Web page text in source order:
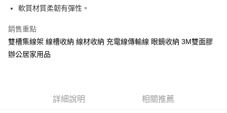
元大商業銀行
台新國際商業銀行
台灣樂天信用卡公司
悠遊付
Google Pay
AFTEE先享後付
相關說明
１．簡單：不需註冊會員、不需綁卡、不需儲值。
軟質材質柔韌有彈性。
銷售重點
雙槽集線架 線槽收納 線材收納 充電線傳輸線 眼鏡收納 3M雙面膠
辦公居家用品
詳細說明 相關推薦